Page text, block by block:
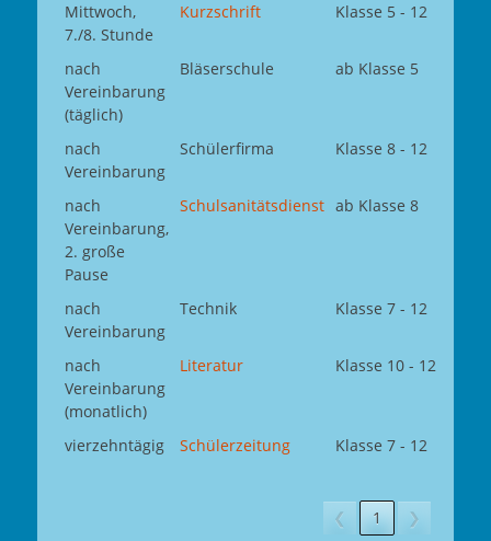
Mittwoch,
7./8. Stunde
Kurzschrift Klasse 5 - 12
nach
Vereinbarung
(täglich)
Bläserschule ab Klasse 5
nach
Vereinbarung
Schülerfirma Klasse 8 - 12
nach
Vereinbarung,
2. große
Pause
Schulsanitätsdienst ab Klasse 8
nach
Vereinbarung
Technik Klasse 7 - 12
nach
Vereinbarung
(monatlich)
Literatur Klasse 10 - 12
vierzehntägig Schülerzeitung Klasse 7 - 12
❮ 1 ❯